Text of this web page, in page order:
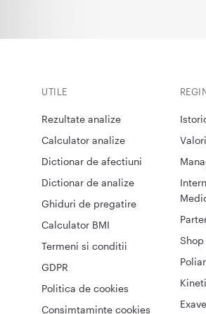
UTILE
Rezultate analize
Calculator analize
Dictionar de afectiuni
Dictionar de analize
Ghiduri de pregatire
Calculator BMI
Termeni si conditii
GDPR
Politica de cookies
Consimtaminte cookies
Valori
Shop